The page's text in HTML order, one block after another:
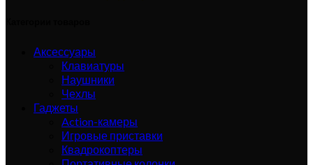
Аксессуары
Клавиатуры
Наушники
Чехлы
Гаджеты
Action-камеры
Игровые приставки
Квадрокоптеры